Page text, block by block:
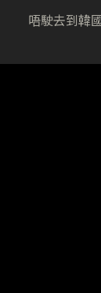
唔駛去到韓